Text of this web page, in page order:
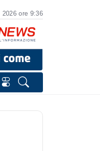
2026 ore 9:36